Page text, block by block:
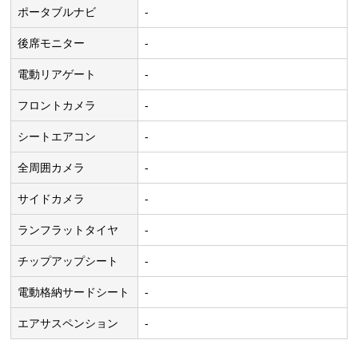
ポータブルナビ -
後席モニター -
電動リアゲート -
フロントカメラ -
シートエアコン -
全周囲カメラ -
サイドカメラ -
ランフラットタイヤ -
チップアップシート -
電動格納サードシート -
エアサスペンション -